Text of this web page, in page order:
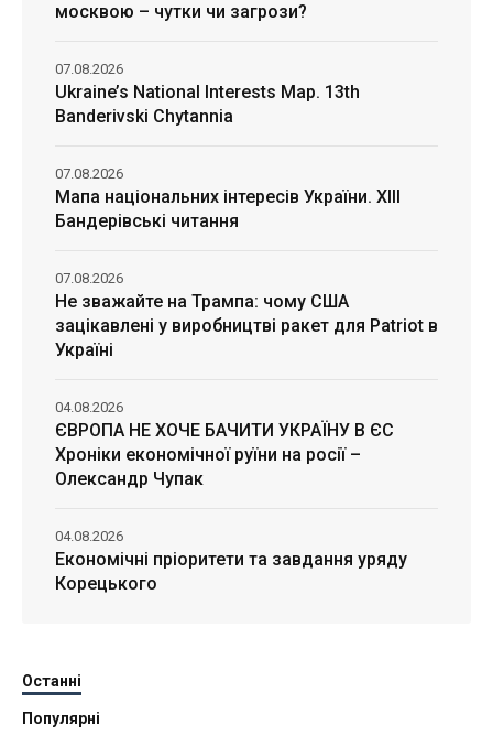
москвою – чутки чи загрози?
Ukraine’s National Interests Map. 13th
Banderivski Chytannia
07.08.2026
Мапа національних інтересів України. ХІІІ
Бандерівські читання
07.08.2026
Не зважайте на Трампа: чому США
зацікавлені у виробництві ракет для Patriot в
Україні
07.08.2026
ЄВРОПА НЕ ХОЧЕ БАЧИТИ УКРАЇНУ В ЄС
Хроніки економічної руїни на росії –
Олександр Чупак
04.08.2026
Економічні пріоритети та завдання уряду
Корецького
04.08.2026
Останні
Популярні